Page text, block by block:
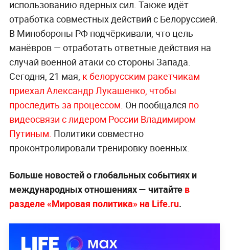
использованию ядерных сил. Также идёт
отработка совместных действий с Белоруссией.
В Минобороны РФ подчёркивали, что цель
манёвров — отработать ответные действия на
случай военной атаки со стороны Запада.
Сегодня, 21 мая, к белорусским ракетчикам
приехал Александр Лукашенко, чтобы
проследить за процессом. Он пообщался по
видеосвязи с лидером России Владимиром
Путиным. Политики совместно
проконтролировали тренировку военных.
Больше новостей о глобальных событиях и
международных отношениях — читайте в
разделе «Мировая политика» на Life.ru.